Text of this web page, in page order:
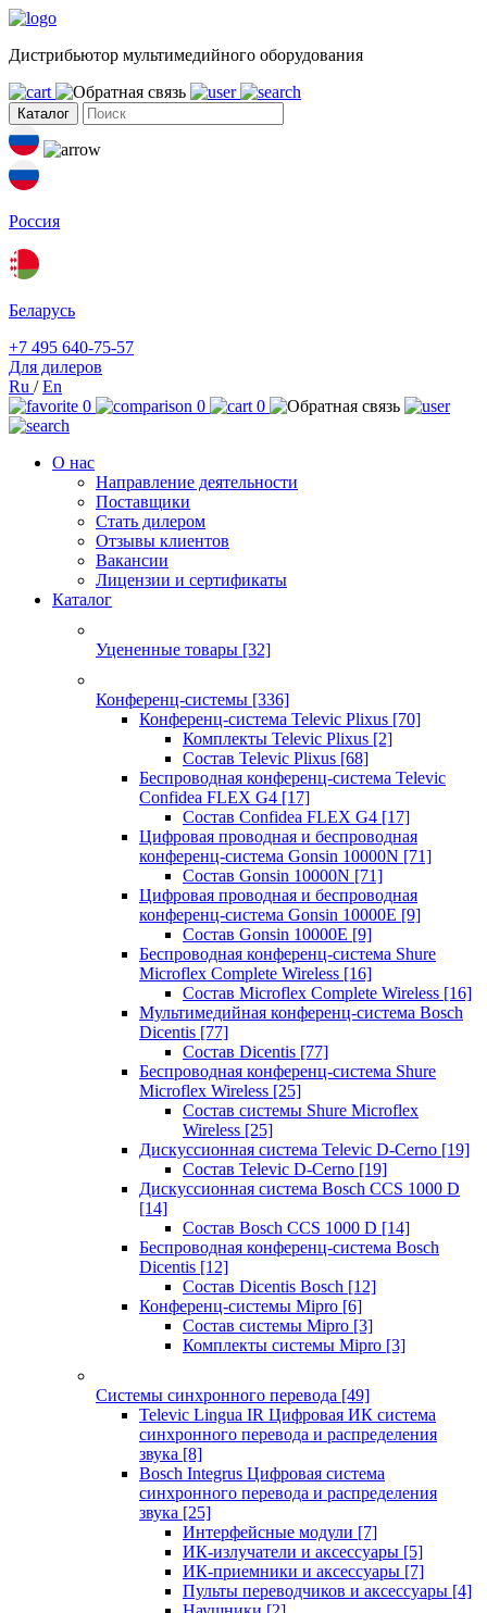
Дистрибьютор мультимедийного оборудования
Каталог
Россия
Беларусь
+7 495 640-75-57
Для дилеров
Ru /En
0
0 0
О нас
Направление деятельности
Поставщики
Стать дилером
Отзывы клиентов
Вакансии
Лицензии и сертификаты
Каталог
Уцененные товары [32]
Конференц-системы [336]
Конференц-система Televic Plixus [70]
Комплекты Televic Plixus [2]
Состав Televic Plixus [68]
Беспроводная конференц-система Televic
Confidea FLEX G4 [17]
Состав Confidea FLEX G4 [17]
Цифровая проводная и беспроводная
конференц-система Gonsin 10000N [71]
Состав Gonsin 10000N [71]
Цифровая проводная и беспроводная
конференц-система Gonsin 10000E [9]
Состав Gonsin 10000E [9]
Беспроводная конференц-система Shure
Microflex Complete Wireless [16]
Состав Microflex Complete Wireless [16]
Мультимедийная конференц-система Bosch
Dicentis [77]
Состав Dicentis [77]
Беспроводная конференц-система Shure
Microflex Wireless [25]
Состав системы Shure Microflex
Wireless [25]
Дискуссионная система Televic D-Cerno [19]
Состав Televic D-Cerno [19]
Дискуссионная система Bosch CCS 1000 D
[14]
Состав Bosch CCS 1000 D [14]
Беспроводная конференц-система Bosch
Dicentis [12]
Состав Dicentis Bosch [12]
Конференц-системы Mipro [6]
Состав системы Mipro [3]
Комплекты системы Mipro [3]
Системы синхронного перевода [49]
Televic Lingua IR Цифровая ИК система
синхронного перевода и распределения
звука [8]
Bosch Integrus Цифровая система
синхронного перевода и распределения
звука [25]
Интерфейсные модули [7]
ИК-излучатели и аксессуары [5]
ИК-приемники и аксессуары [7]
Пульты переводчиков и аксессуары [4]